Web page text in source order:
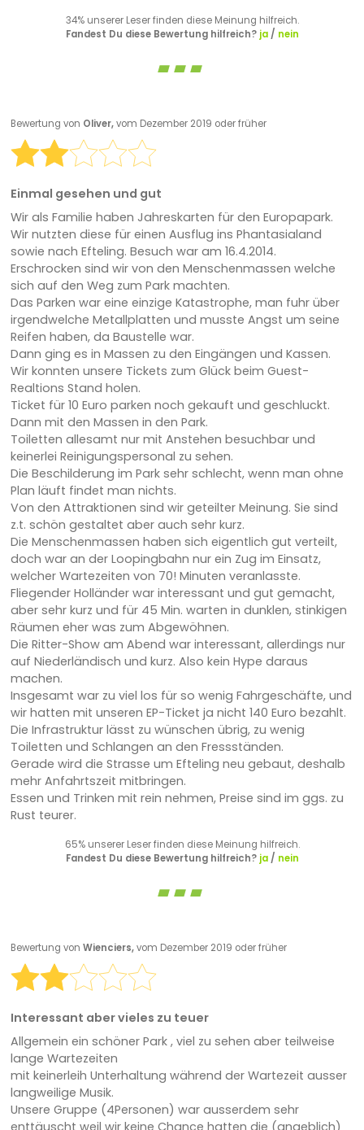
34% unserer Leser finden diese Meinung hilfreich.
Fandest Du diese Bewertung hilfreich? ja/ nein
Bewertung von Oliver,vom Dezember 2019 oder früher
Einmal gesehen und gut
Wir als Familie haben Jahreskarten für den Europapark.
Wir nutzten diese für einen Ausflug ins Phantasialand
sowie nach Efteling. Besuch war am 16.4.2014.
Erschrocken sind wir von den Menschenmassen welche
sich auf den Weg zum Park machten.
Das Parken war eine einzige Katastrophe, man fuhr über
irgendwelche Metallplatten und musste Angst um seine
Reifen haben, da Baustelle war.
Dann ging es in Massen zu den Eingängen und Kassen.
Wir konnten unsere Tickets zum Glück beim Guest-
Realtions Stand holen.
Ticket für 10 Euro parken noch gekauft und geschluckt.
Dann mit den Massen in den Park.
Toiletten allesamt nur mit Anstehen besuchbar und
keinerlei Reinigungspersonal zu sehen.
Die Beschilderung im Park sehr schlecht, wenn man ohne
Plan läuft findet man nichts.
Von den Attraktionen sind wir geteilter Meinung. Sie sind
z.t. schön gestaltet aber auch sehr kurz.
Die Menschenmassen haben sich eigentlich gut verteilt,
doch war an der Loopingbahn nur ein Zug im Einsatz,
welcher Wartezeiten von 70! Minuten veranlasste.
Fliegender Holländer war interessant und gut gemacht,
aber sehr kurz und für 45 Min. warten in dunklen, stinkigen
Räumen eher was zum Abgewöhnen.
Die Ritter-Show am Abend war interessant, allerdings nur
auf Niederländisch und kurz. Also kein Hype daraus
machen.
Insgesamt war zu viel los für so wenig Fahrgeschäfte, und
wir hatten mit unseren EP-Ticket ja nicht 140 Euro bezahlt.
Die Infrastruktur lässt zu wünschen übrig, zu wenig
Toiletten und Schlangen an den Fressständen.
Gerade wird die Strasse um Efteling neu gebaut, deshalb
mehr Anfahrtszeit mitbringen.
Essen und Trinken mit rein nehmen, Preise sind im ggs. zu
Rust teurer.
65% unserer Leser finden diese Meinung hilfreich.
Fandest Du diese Bewertung hilfreich? ja/ nein
Bewertung von Wienciers,vom Dezember 2019 oder früher
Interessant aber vieles zu teuer
Allgemein ein schöner Park , viel zu sehen aber teilweise
lange Wartezeiten
mit keinerleih Unterhaltung während der Wartezeit ausser
langweilige Musik.
Unsere Gruppe (4Personen) war ausserdem sehr
enttäuscht weil wir keine Chance hatten die (angeblich)